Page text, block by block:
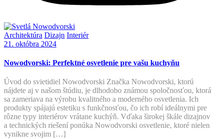
Architektúra Dizajn Interiér
21. októbra 2024
Nowodvorski: Perfektné osvetlenie pre vašu kuchyňu
Úvod do svietidiel Nowodvorski Značka Nowodvorski, ktorú
nájdete aj v našom štúdiu, je dlhodobo známou spoločnosťou, ktorá
sa zameriava na výrobu kvalitného a moderného osvetlenia. Ich
produkty spájajú estetiku s funkčnosťou, čo ich robí ideálnymi pre
rôzne typy interiérov vrátane kuchýň. Vďaka širokej škále dizajnov
a technických riešení ponúka Nowodvorski osvetlenie, ktoré nielen
vynikne svojim […]